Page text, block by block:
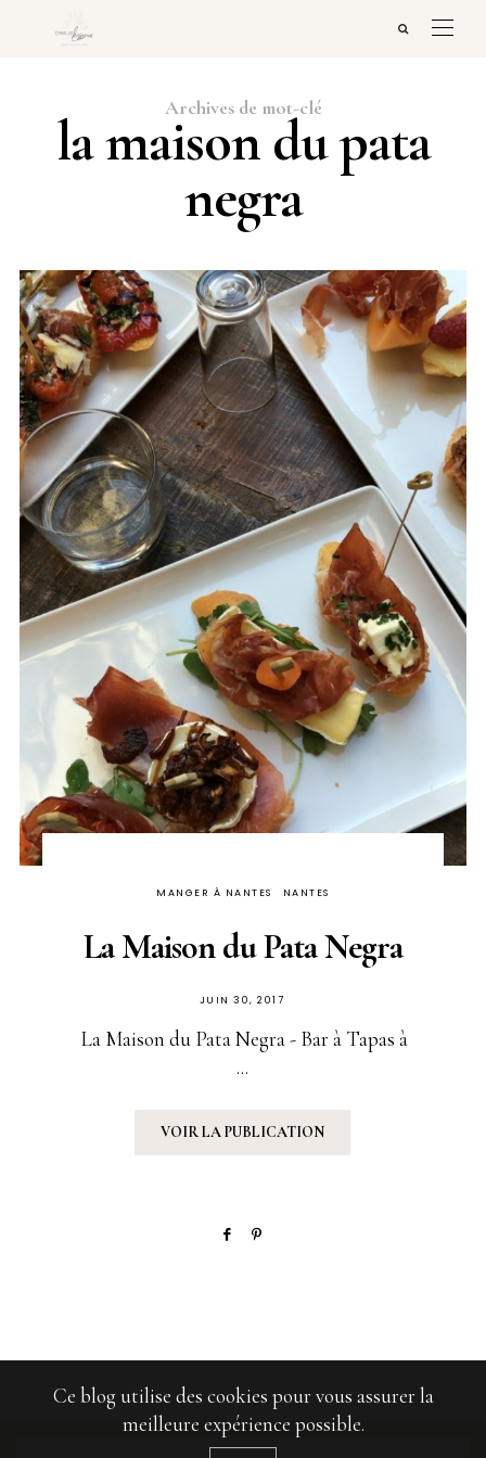
Archives de mot-clé
la maison du pata
negra
MANGER À NANTES NANTES
La Maison du Pata Negra
PUBLIÉ
JUIN 30, 2017
La Maison du Pata Negra - Bar à Tapas à
...
VOIR LA PUBLICATION
Ce blog utilise des cookies pour vous assurer la
meilleure expérience possible.